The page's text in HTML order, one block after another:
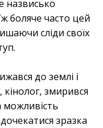
назвисько
боляче часто цей
сліди своїх
до землі і
змирився
можливість
зразка